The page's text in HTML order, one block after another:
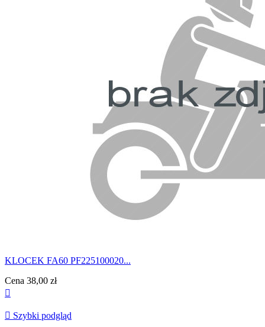
KLOCEK FA60 PF225100020...
Cena 38,00 zł

 Szybki podgląd